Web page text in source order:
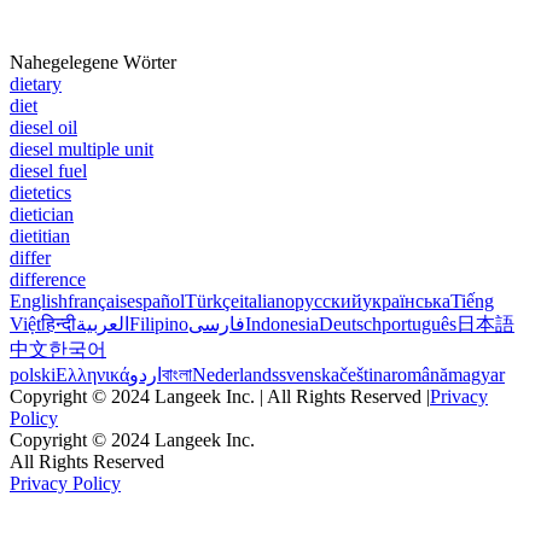
Nahegelegene Wörter
dietary
diet
diesel oil
diesel multiple unit
diesel fuel
dietetics
dietician
dietitian
differ
difference
EnglishfrançaisespañolTürkçeitalianoрусскийукраїнськаTiếng
Việtहिन्दीالعربية FilipinoفارسیIndonesiaDeutschportuguês日本語
中文한국어
polskiΕλληνικάاردو বাংলাNederlandssvenskačeštinaromânămagyar
Copyright © 2024 Langeek Inc. | All Rights Reserved |Privacy
Policy
Copyright © 2024 Langeek Inc.
All Rights Reserved
Privacy Policy